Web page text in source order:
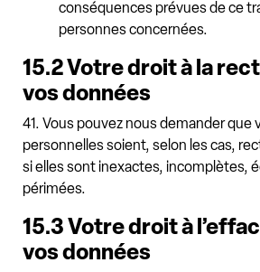
conséquences prévues de ce
personnes concernées.
15.2 Votre droit à la
vos données
41. Vous pouvez nous demander que
personnelles soient, selon les cas,
si elles sont inexactes, incomplètes,
périmées.
15.3 Votre droit à
vos données